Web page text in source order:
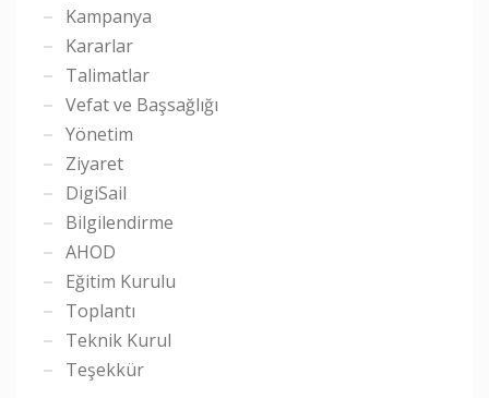
Kampanya
Kararlar
Talimatlar
Vefat ve Başsağlığı
Yönetim
Ziyaret
DigiSail
Bilgilendirme
AHOD
Eğitim Kurulu
Toplantı
Teknik Kurul
Teşekkür